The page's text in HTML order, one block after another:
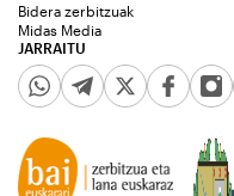
JARRAITU
Bidera zerbitzuak
Midas Media